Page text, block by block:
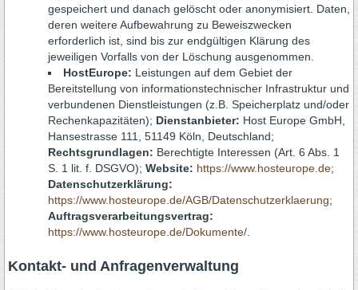
gespeichert und danach gelöscht oder anonymisiert. Daten,
deren weitere Aufbewahrung zu Beweiszwecken
erforderlich ist, sind bis zur endgültigen Klärung des
jeweiligen Vorfalls von der Löschung ausgenommen.
HostEurope: Leistungen auf dem Gebiet der
Bereitstellung von informationstechnischer Infrastruktur und
verbundenen Dienstleistungen (z.B. Speicherplatz und/oder
Rechenkapazitäten); Dienstanbieter: Host Europe GmbH,
Hansestrasse 111, 51149 Köln, Deutschland;
Rechtsgrundlagen: Berechtigte Interessen (Art. 6 Abs. 1
S. 1 lit. f. DSGVO); Website: https://www.hosteurope.de;
Datenschutzerklärung:
https://www.hosteurope.de/AGB/Datenschutzerklaerung;
Auftragsverarbeitungsvertrag:
https://www.hosteurope.de/Dokumente/
Kontakt- und Anfragenverwaltung